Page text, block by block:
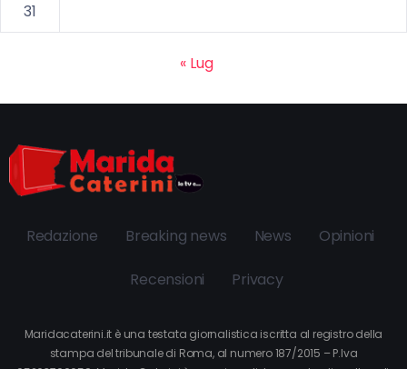
31
« Lug
Redazione Breaking news News Opinioni
Recensioni Privacy
Maridacaterini.it è una testata giornalistica iscritta al registro della
stampa del tribunale di Roma, al numero 187/2015 – P.Iva